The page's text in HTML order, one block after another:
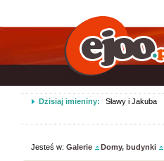
Dzisiaj imieniny: Sławy i Jakuba
Jesteś w:Galerie Domy, budynki